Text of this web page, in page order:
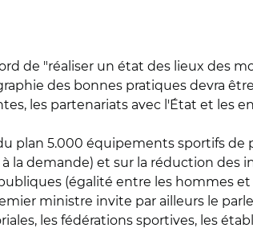
de "réaliser un état des lieux des
des bonnes pratiques devra
les partenariats avec l'État et les
plan 5.000 équipements sportifs
la demande) et sur la réduction des
(égalité entre les hommes
ministre invite par ailleurs le
les fédérations sportives, les